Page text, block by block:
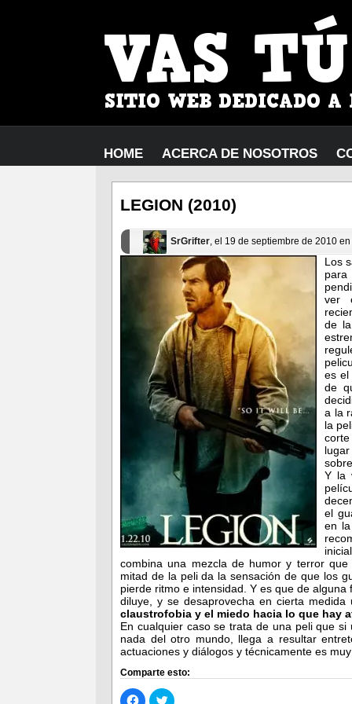
HOME ACERCA DE NOSOTROS
LEGION (2010)
SrGrifter, el 19 de septiembre de 2010 en
Los
para
ver
de
es el
de
a la
la
Y la
el
en
combina una mezcla de humor y terror
mitad de la peli da la sensación de que los
pierde ritmo e intensidad. Y es que de
diluye, y se desaprovecha en cierta
claustrofobia y el miedo hacia lo que hay
En cualquier caso se trata de una peli que
nada del otro mundo, llega a resultar
actuaciones y diálogos y técnicamente es muy
Comparte esto:
Haz Haz